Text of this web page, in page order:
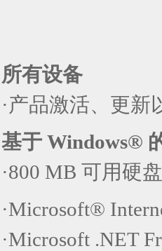
所有设备
·产品激活、更
基于 Windows®
·800 MB 可用硬
·Microsoft®
·Microsoft .NET